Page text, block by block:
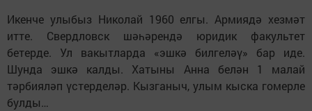
Икенче улыбыз Николай 1960 елгы. Армиядә хезмәт
итте. Свердловск шәһәрендә юридик факультет
бетерде. Ул вакытларда «эшкә билгеләү» бар иде.
Шунда эшкә калды. Хатыны Анна белән 1 малай
тәрбияләп үстерделәр. Кызганыч, улым кыска гомерле
булды…